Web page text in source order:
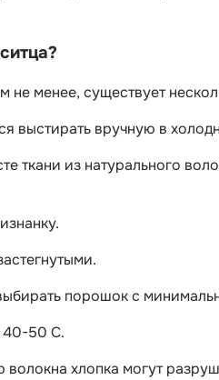
не менее, существует
выстирать вручную в
ткани из натурального
порошок с
40-50 С.
хлопка могут